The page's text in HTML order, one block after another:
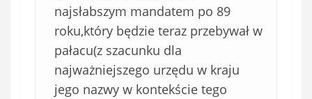
najsłabszym mandatem po 89
roku,który będzie teraz przebywał w
pałacu(z szacunku dla
najważniejszego urzędu w kraju
jego nazwy w kontekście tego